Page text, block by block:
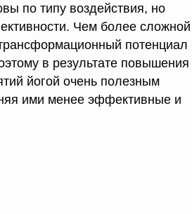
по типу воздействия, но
Чем более сложной
потенциал
в результате повышения
йогой очень полезным
ими менее эффективные и